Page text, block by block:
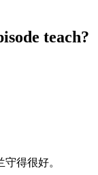
teach?
得很好。